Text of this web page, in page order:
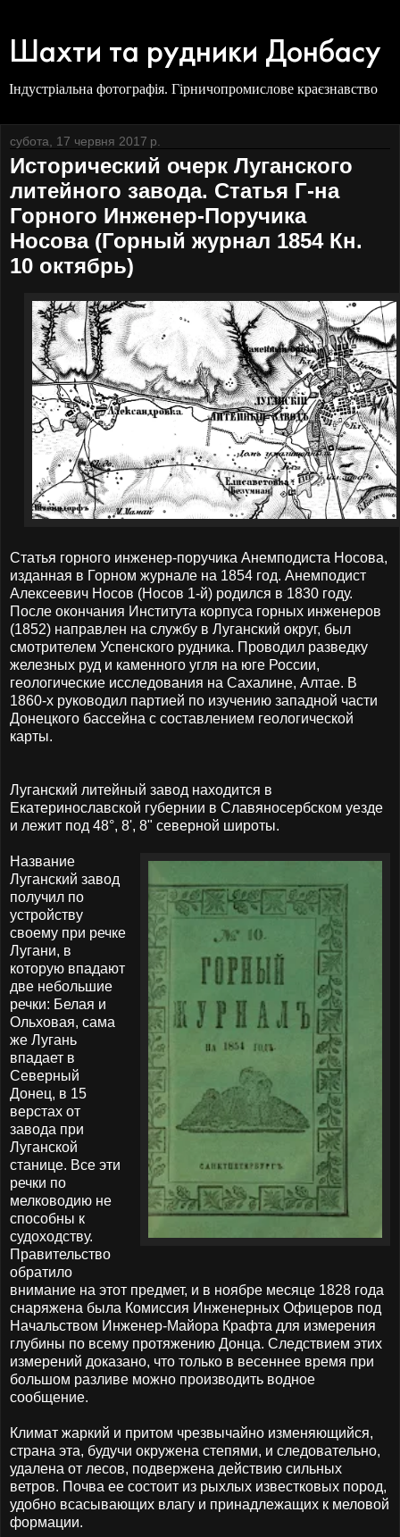
Шахти та рудники Донбасу
Індустріальна фотографія. Гірничопромислове краєзнавство
субота, 17 червня 2017 р.
Исторический очерк Луганского
литейного завода. Статья Г-на
Горного Инженер-Поручика
Носова (Горный журнал 1854 Кн.
10 октябрь)
Статья горного инженер-поручика Анемподиста Носова,
изданная в Горном журнале на 1854 год. Анемподист
Алексеевич Носов (Носов 1-й) родился в 1830 году.
После окончания Института корпуса горных инженеров
(1852) направлен на службу в Луганский округ, был
смотрителем Успенского рудника. Проводил разведку
железных руд и каменного угля на юге России,
геологические исследования на Сахалине, Алтае. В
1860-х руководил партией по изучению западной части
Донецкого бассейна с составлением геологической
карты.
Луганский литейный завод находится в
Екатеринославской губернии в Славяносербском уезде
и лежит под 48°, 8', 8" северной широты.
Название
Луганский завод
получил по
устройству
своему при речке
Лугани, в
которую впадают
две небольшие
речки: Белая и
Ольховая, сама
же Лугань
впадает в
Северный
Донец, в 15
верстах от
завода при
Луганской
станице. Все эти
речки по
мелководию не
способны к
судоходству.
Правительство
обратило
внимание на этот предмет, и в ноябре месяце 1828 года
снаряжена была Комиссия Инженерных Офицеров под
Начальством Инженер-Майора Крафта для измерения
глубины по всему протяжению Донца. Следствием этих
измерений доказано, что только в весеннее время при
большом разливе можно производить водное
сообщение.
Климат жаркий и притом чрезвычайно изменяющийся,
страна эта, будучи окружена степями, и следовательно,
удалена от лесов, подвержена действию сильных
ветров. Почва ее состоит из рыхлых известковых пород,
удобно всасывающих влагу и принадлежащих к меловой
формации.